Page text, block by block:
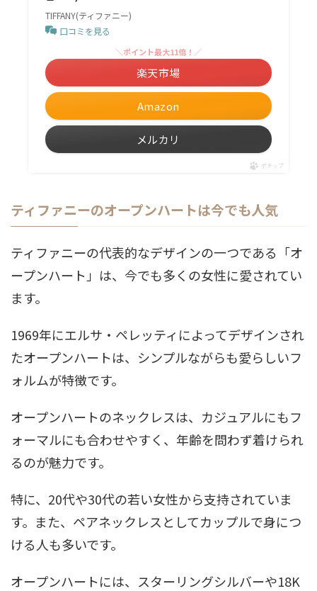
TIFFANY(ティファニー)
口コミを見る
Amazon
＼ポイント最大11倍！／
楽天市場
メルカリ
ポチップ
ティファニーのオープンハートは今でも人気
ティファニーの代表的なデザインの一つである「オ
ープンハート」は、今でも多くの女性に愛されてい
ます。
1969年にエルサ・ペレッティによってデザインされ
たオープンハートは、シンプルながらも愛らしいフ
ォルムが特徴です。
オープンハートのネックレスは、カジュアルにもフ
ォーマルにも合わせやすく、年齢を問わず着けられ
るのが魅力です。
特に、20代や30代の若い女性から支持されていま
す。また、ペアネックレスとしてカップルで身につ
ける人も多いです。
オープンハートには、スターリングシルバーや18K